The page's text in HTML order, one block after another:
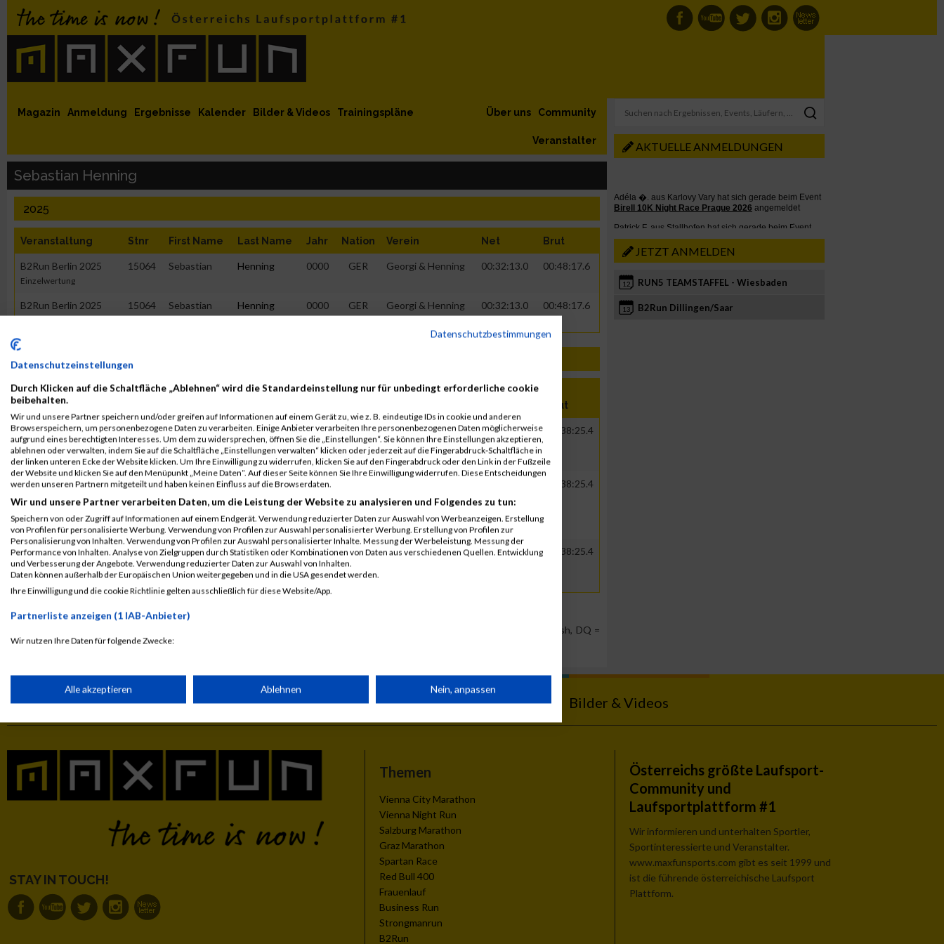
MaxFun Newsletter abonnieren
MaxFun auf Instagram
MaxFun auf Twitter
auf Youtube
auf Facebook
Magazin Anmeldung Ergebnisse Kalender Bilder & Videos Trainingspläne Community
Über uns
Veranstalter
Sebastian Henning
2025
Veranstaltung Stnr First Name Last Name Jahr Nation Verein Net Brut
B2Run Berlin 2025
Einzelwertung
15064 Sebastian Henning 0000 GER Georgi & Henning 00:32:13.0 00:48:17.6
B2Run Berlin 2025 15064 Sebastian Henning 0000 GER Georgi & Henning 00:32:13.0 00:48:17.6
2023
Veranstaltung
First
Last
Brut
b2Run Bremen
2023
B2Run Bremen
1055 Sebastian Henning 0000 GER
ILF Beratende Ingenieure
GmbH
00:30:47.7 00:38:25.4
b2Run Bremen
2023
Einzelwertung
männlich
1055 Sebastian Henning 0000 GER
GmbH
00:38:25.4
b2Run Bremen
2023
Teamwertung mixed
1055 Sebastian Henning 0000 GER
ILF Beratende Ingenieure
GmbH
00:30:47.7 00:38:25.4
Legende:
GPos = Geschlechter Position, KPos = Kategorie Position, TPos = Team Position, DNS = Did not start, DNF = Did not finish, DQ =
Disqualifiziert
AKTUELLE ANMELDUNGEN
JETZT ANMELDEN
12 RUN5 TEAMSTAFFEL - Wiesbaden
13 B2Run Dillingen/Saar
Laufsport Anmeldung Ergebnisse Kalender Bilder & Videos
STAY IN TOUCH!
Themen
Vienna City Marathon
Vienna Night Run
Salzburg Marathon
Graz Marathon
Spartan Race
Red Bull 400
Frauenlauf
Business Run
Strongmanrun
B2Run
Österreichs größte Laufsport-
Community und
Laufsportplattform #1
Wir informieren und unterhalten Sportler,
Sportinteressierte und Veranstalter.
www.maxfunsports.com gibt es seit 1999 und
ist die führende österreichische Laufsport
Plattform.
Datenschutzbestimmungen
Datenschutzeinstellungen
Durch Klicken auf die Schaltfläche „Ablehnen“ wird die Standardeinstellung nur für unbedingt erforderliche cookie
beibehalten.
Wir und unsere Partner speichern und/oder greifen auf Informationen auf einem Gerät zu, wie z. B. eindeutige IDs in cookie und anderen
Browserspeichern, um personenbezogene Daten zu verarbeiten. Einige Anbieter verarbeiten Ihre personenbezogenen Daten möglicherweise
aufgrund eines berechtigten Interesses. Um dem zu widersprechen, öffnen Sie die „Einstellungen“. Sie können Ihre Einstellungen akzeptieren,
ablehnen oder verwalten, indem Sie auf die Schaltfläche „Einstellungen verwalten“ klicken oder jederzeit auf die Fingerabdruck-Schaltfläche in
der linken unteren Ecke der Website klicken. Um Ihre Einwilligung zu widerrufen, klicken Sie auf den Fingerabdruck oder den Link in der Fußzeile
der Website und klicken Sie auf den Menüpunkt „Meine Daten“. Auf dieser Seite können Sie Ihre Einwilligung widerrufen. Diese Entscheidungen
werden unseren Partnern mitgeteilt und haben keinen Einfluss auf die Browserdaten.
Wir und unsere Partner verarbeiten Daten, um die Leistung der Website zu analysieren und Folgendes zu tun:
Speichern von oder Zugriff auf Informationen auf einem Endgerät. Verwendung reduzierter Daten zur Auswahl von Werbeanzeigen. Erstellung
von Profilen für personalisierte Werbung. Verwendung von Profilen zur Auswahl personalisierter Werbung. Erstellung von Profilen zur
Personalisierung von Inhalten. Verwendung von Profilen zur Auswahl personalisierter Inhalte. Messung der Werbeleistung. Messung der
Performance von Inhalten. Analyse von Zielgruppen durch Statistiken oder Kombinationen von Daten aus verschiedenen Quellen. Entwicklung
und Verbesserung der Angebote. Verwendung reduzierter Daten zur Auswahl von Inhalten.
Daten können außerhalb der Europäischen Union weitergegeben und in die USA gesendet werden.
Ihre Einwilligung und die cookie Richtlinie gelten ausschließlich für diese Website/App.
Partnerliste anzeigen (1 IAB-Anbieter)
Wir nutzen Ihre Daten für folgende Zwecke:
Speichern von oder Zugriff auf Informationen auf einem Endgerät
Erstellung von Profilen für personalisierte Werbung
Verwendung von Profilen zur Auswahl personalisierter Werbung
Verwendung von Profilen zur Auswahl personalisierter Inhalte
Alle akzeptieren Ablehnen Nein, anpassen